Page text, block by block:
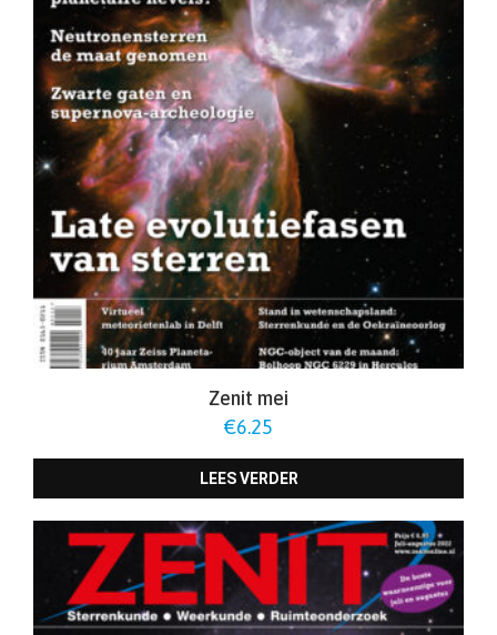
Zenit mei
€6.25
LEES VERDER